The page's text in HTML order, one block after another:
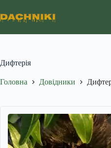
до
вмісту
Дифтерія
Головна Довідники